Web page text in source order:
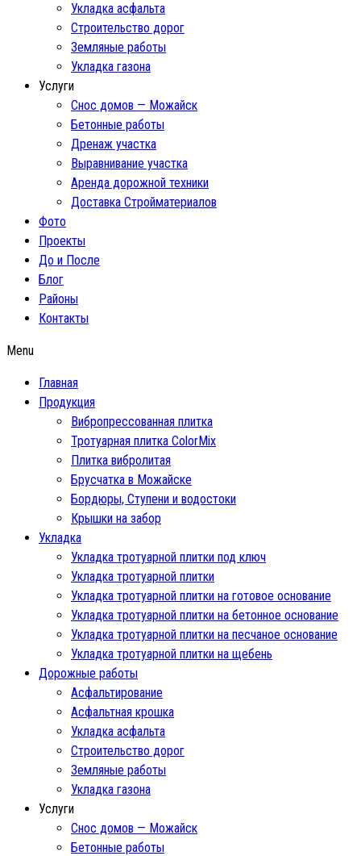
Укладка асфальта
Строительство дорог
Земляные работы
Укладка газона
Услуги
Снос домов — Можайск
Бетонные работы
Дренаж участка
Выравнивание участка
Аренда дорожной техники
Доставка Стройматериалов
Фото
Проекты
До и После
Блог
Районы
Контакты
Menu
Главная
Продукция
Вибропрессованная плитка
Тротуарная плитка ColorMix
Плитка вибролитая
Брусчатка в Можайске
Бордюры, Ступени и водостоки
Крышки на забор
Укладка
Укладка тротуарной плитки под ключ
Укладка тротуарной плитки
Укладка тротуарной плитки на готовое основание
Укладка тротуарной плитки на бетонное основание
Укладка тротуарной плитки на песчаное основание
Укладка тротуарной плитки на щебень
Дорожные работы
Асфальтирование
Асфальтная крошка
Укладка асфальта
Строительство дорог
Земляные работы
Укладка газона
Услуги
Снос домов — Можайск
Бетонные работы